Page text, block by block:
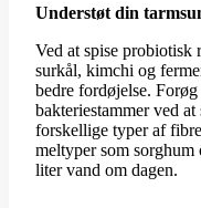
Understøt din
Ved at spise
surkål, kimchi og
bedre fordøjelse.
bakteriestammer ved
forskellige typer af
meltyper som
liter vand om dagen.